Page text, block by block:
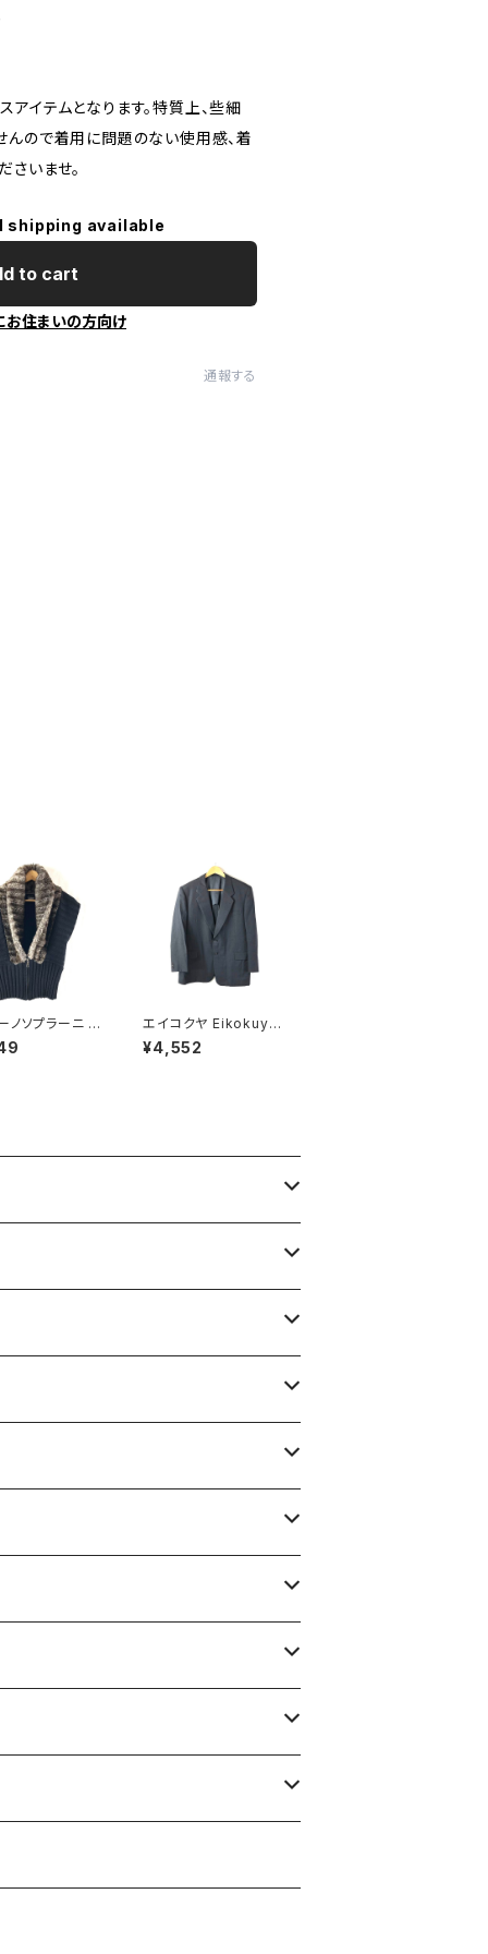
イテムとなります。特質上、些細
んので着用に問題のない使用感、着
さいませ。
shipping available
to cart
お住まいの方向け
通報する
ノソプラーニ L
SOPRANI ニ
ト フロントジッ
エイコクヤ Eikokuya
ジャケット ストライプ柄
スリット グレー 90070
¥4,552